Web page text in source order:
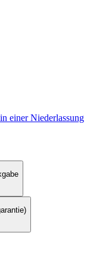
einer Niederlassung